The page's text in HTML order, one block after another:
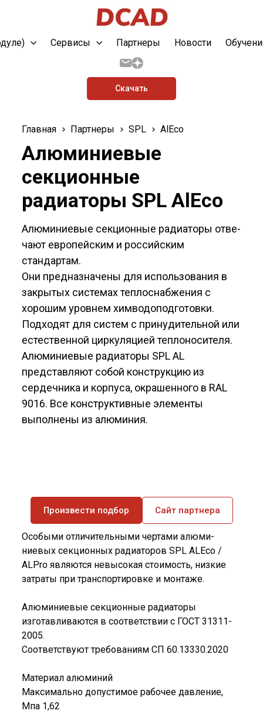
Сервисы Партнеры Новости
Скачать
Главная Партнеры SPL AlEco
Алюминиевые
секционные
радиаторы SPL AlEco
Алюминиевые секционные радиаторы отве­
чают европейским и российским
стандартам.
Они предназначены для использования в
за­крытых системах теплоснабжения с
хорошим уровнем химводоподготовки.
Подходят для си­стем с принудительной или
естественной цир­куляцией теплоносителя.
Алюминиевые радиаторы SPL AL
представляют собой конструкцию из
сердечника и корпуса, окрашенного в RAL
9016. Все конструктивные элементы
выполнены из алюминия.
Произвести подбор Сайт партнера
Особыми отличительными чертами алюми­
ниевых секционных радиаторов SPL ALEco /
ALPro являются невысокая стоимость, низкие
затраты при транспортировке и монтаже.
Алюминиевые секционные радиаторы
изготавливаются в соответствии с ГОСТ 31311-
2005.
Соответствуют требованиям СП 60.13330.2020
Материал алюминий
Максимально допустимое рабочее давление,
Мпа 1,62